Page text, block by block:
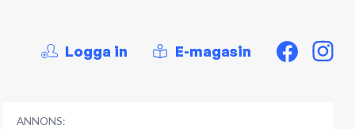
Logga in E-magasin
ANNONS: